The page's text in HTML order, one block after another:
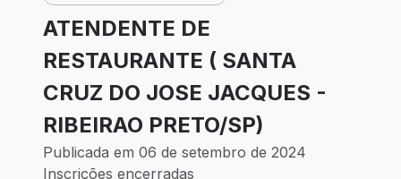
ATENDENTE DE
RESTAURANTE ( SANTA
CRUZ DO JOSE JACQUES -
RIBEIRAO PRETO/SP)
Publicada em 06 de setembro de 2024
Inscrições encerradas